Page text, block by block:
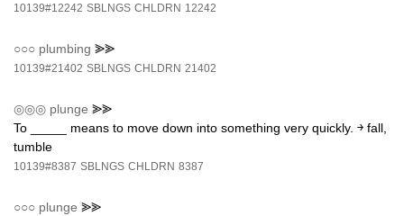
10139#12242 SBLNGS CHLDRN 12242
○○○ plumbing ⪢⪢
10139#21402 SBLNGS CHLDRN 21402
◎◎◎ plunge ⪢⪢
To _____ means to move down into something very quickly. ￫ fall,
tumble
10139#8387 SBLNGS CHLDRN 8387
○○○ plunge ⪢⪢